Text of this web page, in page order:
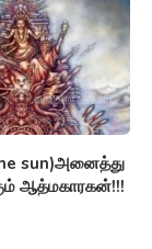
sun)அனைத்து
ஆத்மகாரகன்!!!